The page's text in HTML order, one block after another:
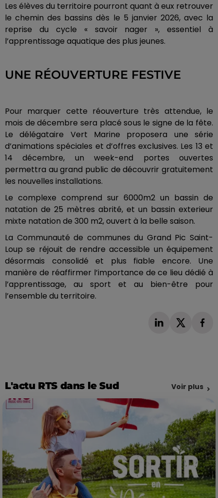
Les élèves du territoire pourront quant à eux retrouver
le chemin des bassins dès le 5 janvier 2026, avec la
reprise du cycle « savoir nager », essentiel à
l’apprentissage aquatique des plus jeunes.
UNE RÉOUVERTURE FESTIVE
Pour marquer cette réouverture très attendue, le
mois de décembre sera placé sous le signe de la fête.
Le délégataire Vert Marine proposera une série
d’animations spéciales et d’offres exclusives. Les 13 et
14 décembre, un week-end portes ouvertes
permettra au grand public de découvrir gratuitement
les nouvelles installations.
Le complexe comprend sur 6000m2 un bassin de
natation de 25 mètres abrité, et un bassin exterieur
mixte natation de 300 m2, ouvert à la belle saison.
La Communauté de communes du Grand Pic Saint-
Loup se réjouit de rendre accessible un équipement
désormais consolidé et plus fiable encore. Une
manière de réaffirmer l’importance de ce lieu dédié à
l’apprentissage, au sport et au bien-être pour
l’ensemble du territoire.
L'actu RTS dans le Sud Voir plus